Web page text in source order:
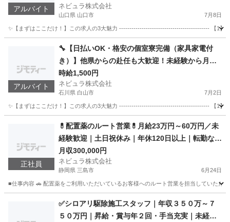
アルバイト
2,000万も夢じゃない！外国籍ペアも活躍中【SP0
01】
ネビュラ株式会社
山口県 山口市 7月8日
✨【まずはここだけ！】この求人の3大魅力 -------------------------------------------- 【1】
接客
アルバイト
🔧【日払いOK・格安の個室寮完備（家具家電付
き）】他県からの赴任も大歓迎！未経験から月収2
7万＋日払いOK！スマホや自動車を支えるセラミ
ックス材料の製造スタッフ★人気の土日祝休み【1
30236】
時給1,500円
ネビュラ株式会社
石川県 白山市 7月2日
✨【まずはここだけ！】この求人の3大魅力 -------------------------------------------- 【1】
軽作業 スタッフ
正社員
💊配置薬のルート営業💊月給23万円～60万円／未
経験歓迎｜土日祝休み｜年休120日以上｜転勤なし
｜ルート営業｜全国募集
月収300,000円
ネビュラ株式会社
静岡県 三島市 6月24日
■仕事内容 🚗 配置薬をご利用いただいているお客様へのルート営業を担当していただ
未経験
✅シロアリ駆除施工スタッフ｜年収３５０万～７
５０万円｜昇給・賞与年２回・手当充実｜未経験